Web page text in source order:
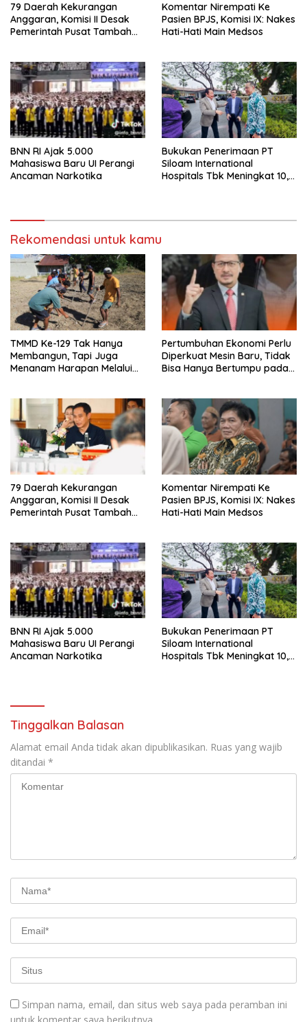
79 Daerah Kekurangan
Anggaran, Komisi II Desak
Pemerintah Pusat Tambah
Komentar Nirempati Ke
Pasien BPJS, Komisi IX: Nakes
Hati-Hati Main Medsos
BNN RI Ajak 5.000
Mahasiswa Baru UI Perangi
Ancaman Narkotika
Bukukan Penerimaan PT
Siloam International
Hospitals Tbk Meningkat 10,6
Ekonomi Dunia
Rekomendasi untuk kamu
TMMD Ke-129 Tak Hanya
Membangun, Tapi Juga
Menanam Harapan Melalui
Pertumbuhan Ekonomi Perlu
Diperkuat Mesin Baru, Tidak
Bisa Hanya Bertumpu pada
79 Daerah Kekurangan
Anggaran, Komisi II Desak
Pemerintah Pusat Tambah
Komentar Nirempati Ke
Pasien BPJS, Komisi IX: Nakes
Hati-Hati Main Medsos
BNN RI Ajak 5.000
Mahasiswa Baru UI Perangi
Ancaman Narkotika
Bukukan Penerimaan PT
Siloam International
Hospitals Tbk Meningkat 10,6
Tinggalkan Balasan
Alamat email Anda tidak akan dipublikasikan. Ruas yang wajib
ditandai *
Simpan nama, email, dan situs web saya pada peramban ini